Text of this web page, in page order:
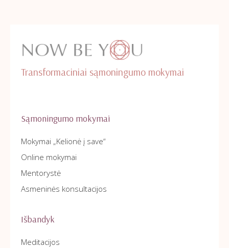
Transformaciniai sąmoningumo mokymai
Sąmoningumo mokymai
Mokymai „Kelionė į save“
Online mokymai
Mentorystė
Asmeninės konsultacijos
Išbandyk
Meditacijos